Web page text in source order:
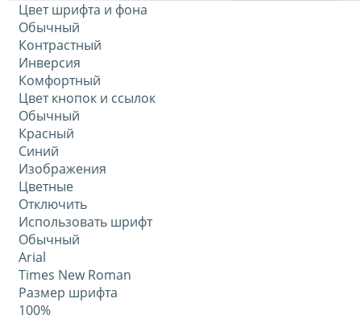
Цвет шрифта и фона
Обычный
Контрастный
Инверсия
Комфортный
Цвет кнопок и ссылок
Обычный
Красный
Синий
Изображения
Цветные
Отключить
Использовать шрифт
Обычный
Arial
Times New Roman
Размер шрифта
100%